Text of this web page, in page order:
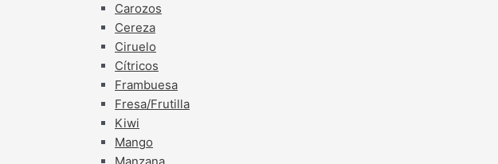
Carozos
Cereza
Ciruelo
Cítricos
Frambuesa
Fresa/Frutilla
Kiwi
Mango